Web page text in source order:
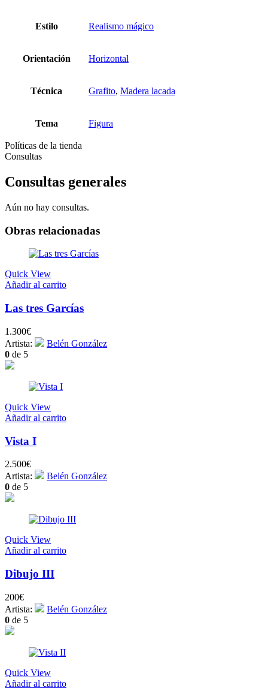
Estilo Realismo mágico
Orientación Horizontal
Técnica Grafito, Madera lacada
Tema Figura
Políticas de la tienda
Consultas
Consultas generales
Aún no hay consultas.
Obras relacionadas
Quick View
Añadir al carrito
Las tres Garcías
1.300€
Artista:
Belén González
0 de 5
Quick View
Añadir al carrito
Vista I
2.500€
Artista:
Belén González
0 de 5
Quick View
Añadir al carrito
Dibujo III
200€
Artista:
Belén González
0 de 5
Quick View
Añadir al carrito